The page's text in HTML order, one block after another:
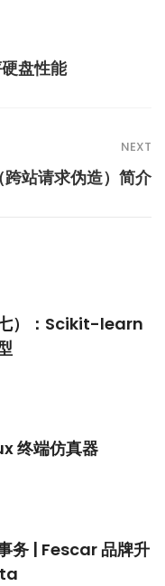
盘性能
NEXT
跨站请求伪造）简介
）：Scikit-learn
终端仿真器
务 | Fescar 品牌升